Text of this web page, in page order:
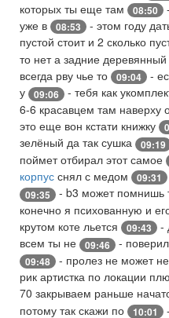
которых ты еще там
08:50
уже в
08:53 - этом году
пустой стоит и 2 сколько
то нет а задние деревянный
всегда рву чье то
09:04
-
у
09:06 - тебя как
6-6 красавцем там наверху
это еще вон кстати книжку
зелёный да так сушка
09:19
поймет отбирал этот самое
корпус снял с медом 09:31
09:35 - b3 может помнишь
конечно я психованную и
крутом коте льется
09:43
-
всем ты не
09:46 -
09:48 - пролез не может
рик артистка по локации
70 закрываем раньше
потому так скажи по
10:01